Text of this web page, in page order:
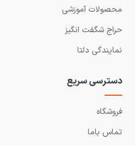
محصولات آموزشی
حراج شگفت انگیز
نمایندگی دلتا
دسترسی سریع
فروشگاه
تماس باما